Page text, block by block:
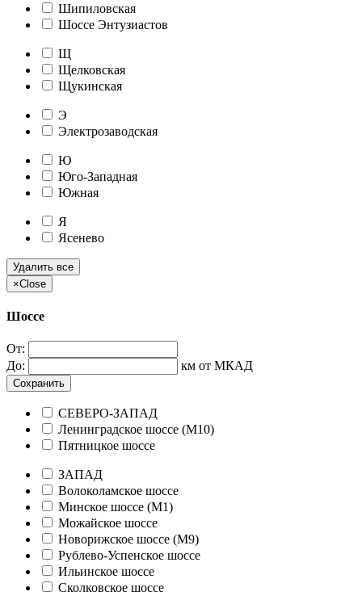
Шипиловская
Шоссе Энтузиастов
Щ
Щелковская
Щукинская
Э
Электрозаводская
Ю
Юго-Западная
Южная
Я
Ясенево
Удалить все
×Close
Шоссе
От:
До:
км от МКАД
Сохранить
СЕВЕРО-ЗАПАД
Ленинградское шоссе (М10)
Пятницкое шоссе
ЗАПАД
Волоколамское шоссе
Минское шоссе (М1)
Можайское шоссе
Новорижское шоссе (М9)
Рублево-Успенское шоссе
Ильинское шоссе
Сколковское шоссе